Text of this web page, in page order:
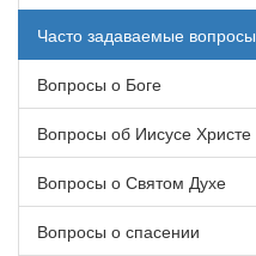
Часто задаваемые вопросы
Вопросы о Боге
Вопросы об Иисусе Христе
Вопросы о Святом Духе
Вопросы о спасении